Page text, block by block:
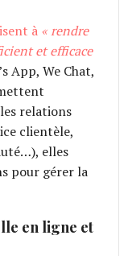
à «rendre
et efficace
App, We Chat,
relations
clientèle,
elles
pour gérer la
en ligne et